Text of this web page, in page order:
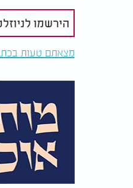
הירשמו
מצאתם טעות